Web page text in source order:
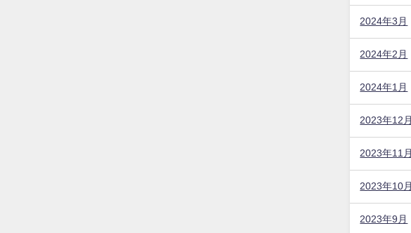
2024年3月
2024年2月
2024年1月
2023年12月
2023年11月
2023年10月
2023年9月